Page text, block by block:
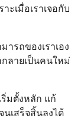
ะเมื่อเราเจอกับ
รถของเราเอง
ลายเป็นคนใหม่
ริ่มตั้งหลัก แก้
เสร็จสิ้นลงได้